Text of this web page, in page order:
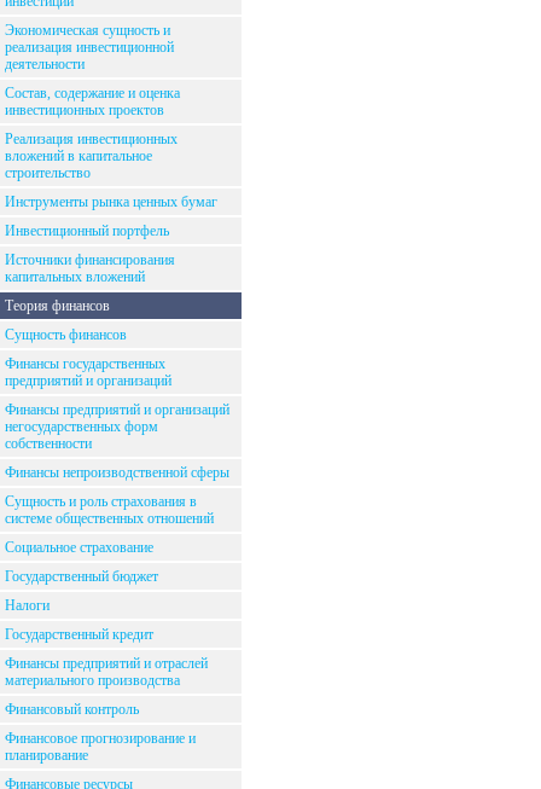
Экономическая сущность и
реализация инвестиционной
деятельности
Состав, содержание и оценка
инвестиционных проектов
Реализация инвестиционных
вложений в капитальное
строительство
Инструменты рынка ценных бумаг
Инвестиционный портфель
Источники финансирования
капитальных вложений
Теория финансов
Сущность финансов
Финансы государственных
предприятий и организаций
Финансы предприятий и организаций
негосударственных форм
собственности
Финансы непроизводственной сферы
Сущность и роль страхования в
системе общественных отношений
Социальное страхование
Государственный бюджет
Налоги
Государственный кредит
Финансы предприятий и отраслей
материального производства
Финансовый контроль
Финансовое прогнозирование и
планирование
Финансовые ресурсы